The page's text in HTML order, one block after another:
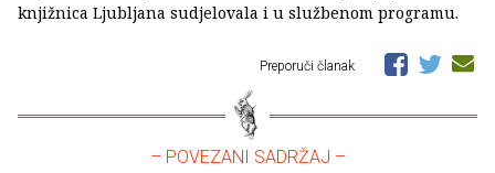
knjižnica Ljubljana sudjelovala i u službenom programu.
Preporuči članak
– POVEZANI SADRŽAJ –